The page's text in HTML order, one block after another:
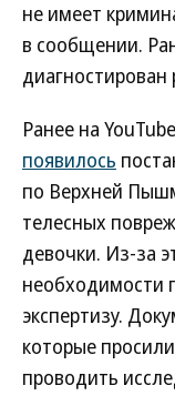
не имеет
в сообщении.
диагностирован
Ранее на
появилось
по Верхней
телесных
девочки. Из-за
необходимости
экспертизу.
которые
проводить